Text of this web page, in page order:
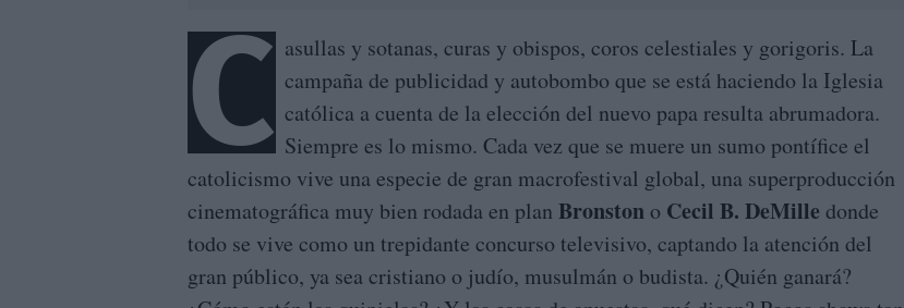
C asullas y sotanas, curas y obispos, coros celestiales y gorigoris. La
campaña de publicidad y autobombo que se está haciendo la Iglesia
católica a cuenta de la elección del nuevo papa resulta abrumadora.
Siempre es lo mismo. Cada vez que se muere un sumo pontífice el
catolicismo vive una especie de gran macrofestival global, una superproducción
cinematográfica muy bien rodada en plan Bronstono Cecil B. DeMille donde
todo se vive como un trepidante concurso televisivo, captando la atención del
gran público, ya sea cristiano o judío, musulmán o budista. ¿Quién ganará?